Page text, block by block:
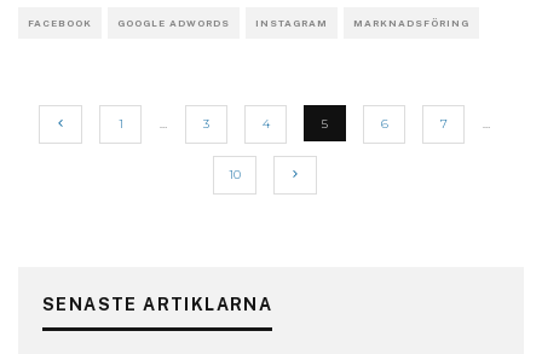
FACEBOOK GOOGLE ADWORDS INSTAGRAM MARKNADSFÖRING
1 … 3 4 5 6 7 …
10
SENASTE ARTIKLARNA